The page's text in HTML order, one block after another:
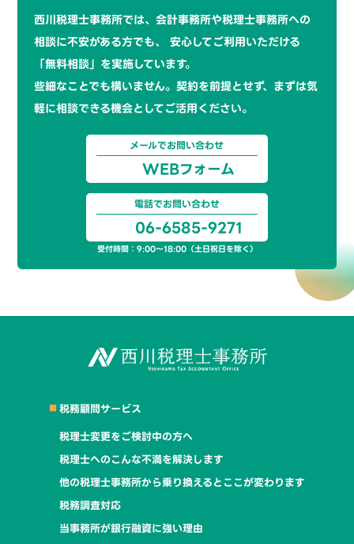
西川税理士事務所では、会計事務所や税理士事務所への
相談に不安がある方でも、 安心してご利用いただける
「無料相談」を実施しています。
些細なことでも構いません。契約を前提とせず、まずは気
軽に相談できる機会としてご活用ください。
メールでお問い合わせ
WEBフォーム
電話でお問い合わせ
06-6585-9271
受付時間：9:00～18:00（土日祝日を除く）
税務顧問サービス
税理士変更をご検討中の方へ
税理士へのこんな不満を解決します
他の税理士事務所から乗り換えるとここが変わります
税務調査対応
当事務所が銀行融資に強い理由